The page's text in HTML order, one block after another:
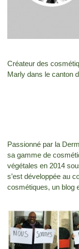
Créateur des
Marly dans le canton
Passionné par la
sa gamme de
végétales en 2014
s’est développée au
cosmétiques, un blog